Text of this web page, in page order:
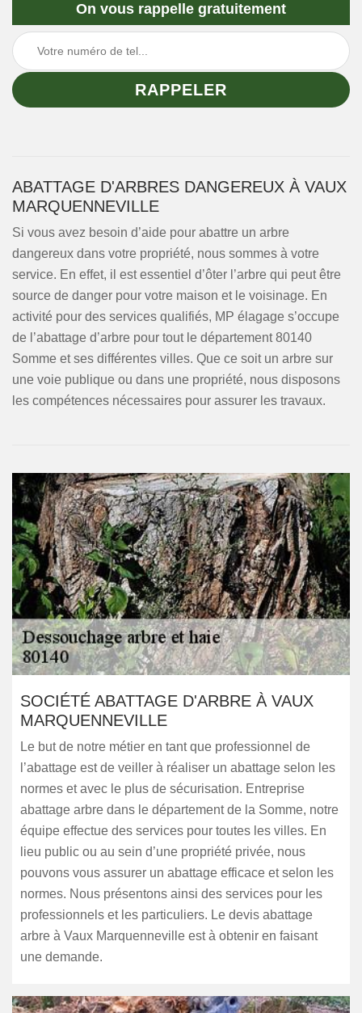
On vous rappelle gratuitement
ABATTAGE D'ARBRES DANGEREUX À VAUX
MARQUENNEVILLE
Si vous avez besoin d’aide pour abattre un arbre
dangereux dans votre propriété, nous sommes à votre
service. En effet, il est essentiel d’ôter l’arbre qui peut être
source de danger pour votre maison et le voisinage. En
activité pour des services qualifiés, MP élagage s’occupe
de l’abattage d’arbre pour tout le département 80140
Somme et ses différentes villes. Que ce soit un arbre sur
une voie publique ou dans une propriété, nous disposons
les compétences nécessaires pour assurer les travaux.
SOCIÉTÉ ABATTAGE D'ARBRE À VAUX
MARQUENNEVILLE
Le but de notre métier en tant que professionnel de
l’abattage est de veiller à réaliser un abattage selon les
normes et avec le plus de sécurisation. Entreprise
abattage arbre dans le département de la Somme, notre
équipe effectue des services pour toutes les villes. En
lieu public ou au sein d’une propriété privée, nous
pouvons vous assurer un abattage efficace et selon les
normes. Nous présentons ainsi des services pour les
professionnels et les particuliers. Le devis abattage
arbre à Vaux Marquenneville est à obtenir en faisant
une demande.